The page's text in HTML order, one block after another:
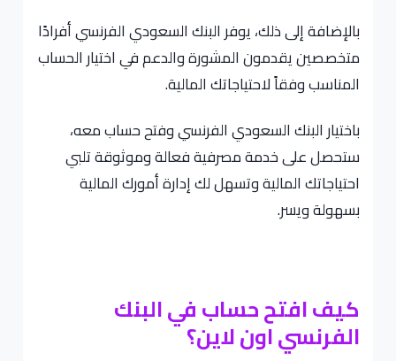
بالإضافة إلى ذلك، يوفر البنك السعودي الفرنسي أفرادًا
متخصصين يقدمون المشورة والدعم في اختيار الحساب
المناسب وفقاً لاحتياجاتك المالية.
باختيار البنك السعودي الفرنسي وفتح حساب معه،
ستحصل على خدمة مصرفية فعالة وموثوقة تلبي
احتياجاتك المالية وتسهل لك إدارة أمورك المالية
بسهولة ويسر.
كيف افتح حساب في البنك
الفرنسي اون لاين؟